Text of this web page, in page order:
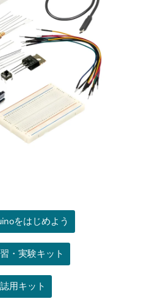
をはじめよう
・実験キット
用キット